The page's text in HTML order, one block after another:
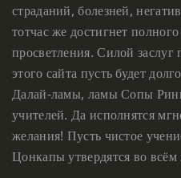
страданий, болезней,
тотчас же достигнет
просветления. Силой
этого сайта пусть будет
Далай-ламы, ламы Сопы
учителей. Да исполнятся
желания! Пусть чистое
Цонкапы утвердятся во